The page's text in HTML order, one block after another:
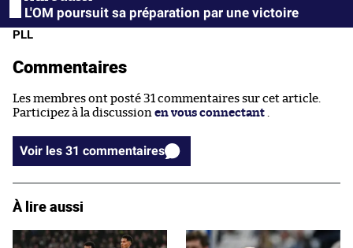
L'OM poursuit sa préparation par une victoire
PLL
Commentaires
Les membres ont posté 31 commentaires sur cet article.
Participez à la discussion en vous connectant .
Voir les 31 commentaires
À lire aussi